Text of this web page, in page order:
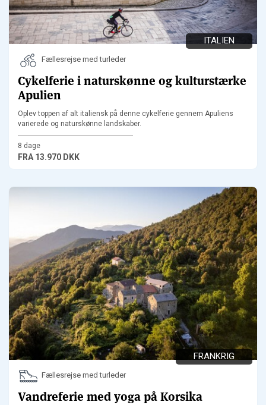
ITALIEN
Fællesrejse med turleder
Cykelferie i naturskønne og kulturstærke
Apulien
Oplev toppen af alt italiensk på denne cykelferie gennem Apuliens
varierede og naturskønne landskaber.
8 dage
FRA 13.970 DKK
FRANKRIG
Fællesrejse med turleder
Vandreferie med yoga på Korsika